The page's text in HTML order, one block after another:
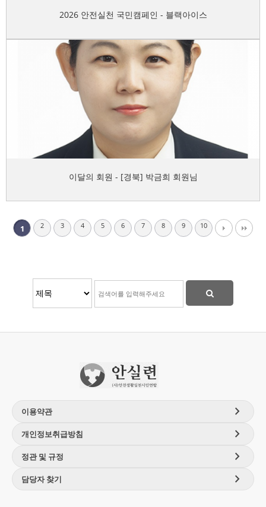
2026 안전실천 국민캠페인 - 블랙아이스
이달의 회원 - [경북] 박금희 회원님
1 2 3 4 5 6 7 8 9 10
이용약관 chevron_right
개인정보취급방침 chevron_right
정관 및 규정 chevron_right
담당자 찾기 chevron_right